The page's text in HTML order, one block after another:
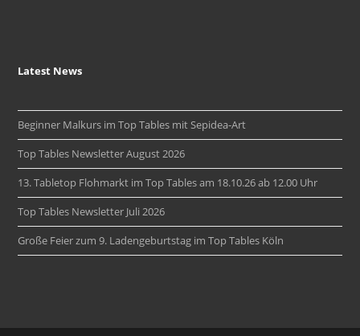
Latest News
Beginner Malkurs im Top Tables mit Sepidea-Art
Top Tables Newsletter August 2026
13. Tabletop Flohmarkt im Top Tables am 18.10.26 ab 12.00 Uhr
Top Tables Newsletter Juli 2026
Große Feier zum 9. Ladengeburtstag im Top Tables Köln